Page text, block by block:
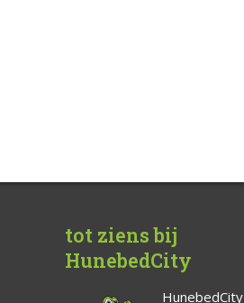
tot ziens bij
HunebedCity
HunebedCity